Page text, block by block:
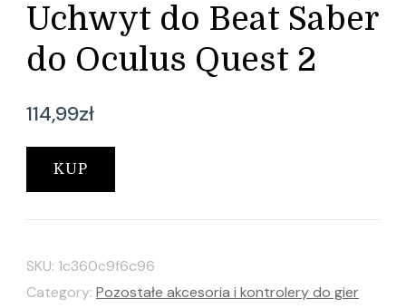
Uchwyt do Beat Saber
do Oculus Quest 2
114,99zł
KUP
SKU: 1c360c9f6c96
Category: Pozostałe akcesoria i kontrolery do gier